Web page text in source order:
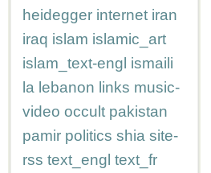
heidegger internet iran
iraq islam islamic_art
islam_text-engl ismaili
la lebanon links music-
video occult pakistan
pamir politics shia site-
rss text_engl text_fr